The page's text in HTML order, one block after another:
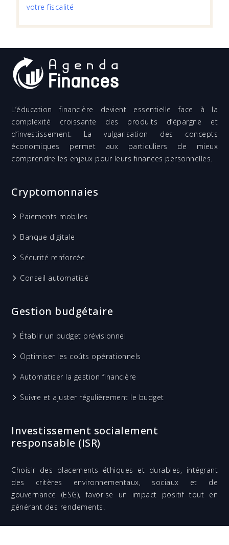
votre fiscalité
L’éducation financière devient essentielle face à la
complexité croissante des produits d’épargne et
d’investissement. La vulgarisation des concepts
économiques permet aux particuliers de mieux
comprendre les enjeux pour leurs finances personnelles.
Cryptomonnaies
Paiements mobiles
Banque digitale
Sécurité renforcée
Conseil automatisé
Gestion budgétaire
Établir un budget prévisionnel
Optimiser les coûts opérationnels
Automatiser la gestion financière
Suivre et ajuster régulièrement le budget
Investissement socialement
responsable (ISR)
Choisir des placements éthiques et durables, intégrant
des critères environnementaux, sociaux et de
gouvernance (ESG), favorise un impact positif tout en
générant des rendements.